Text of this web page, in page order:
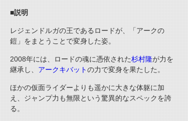
■説明
レジェンドルガの王であるロードが、「アークの
鎧」をまとうことで変身した姿。
2008年には、ロードの魂に憑依された杉村隆が力を
継承し、 アークキバットの力で変身を果たした。
ほかの仮面ライダーよりも遥かに大きな体躯に加
え、ジャンプ力も無限という驚異的なスペックを誇
る。